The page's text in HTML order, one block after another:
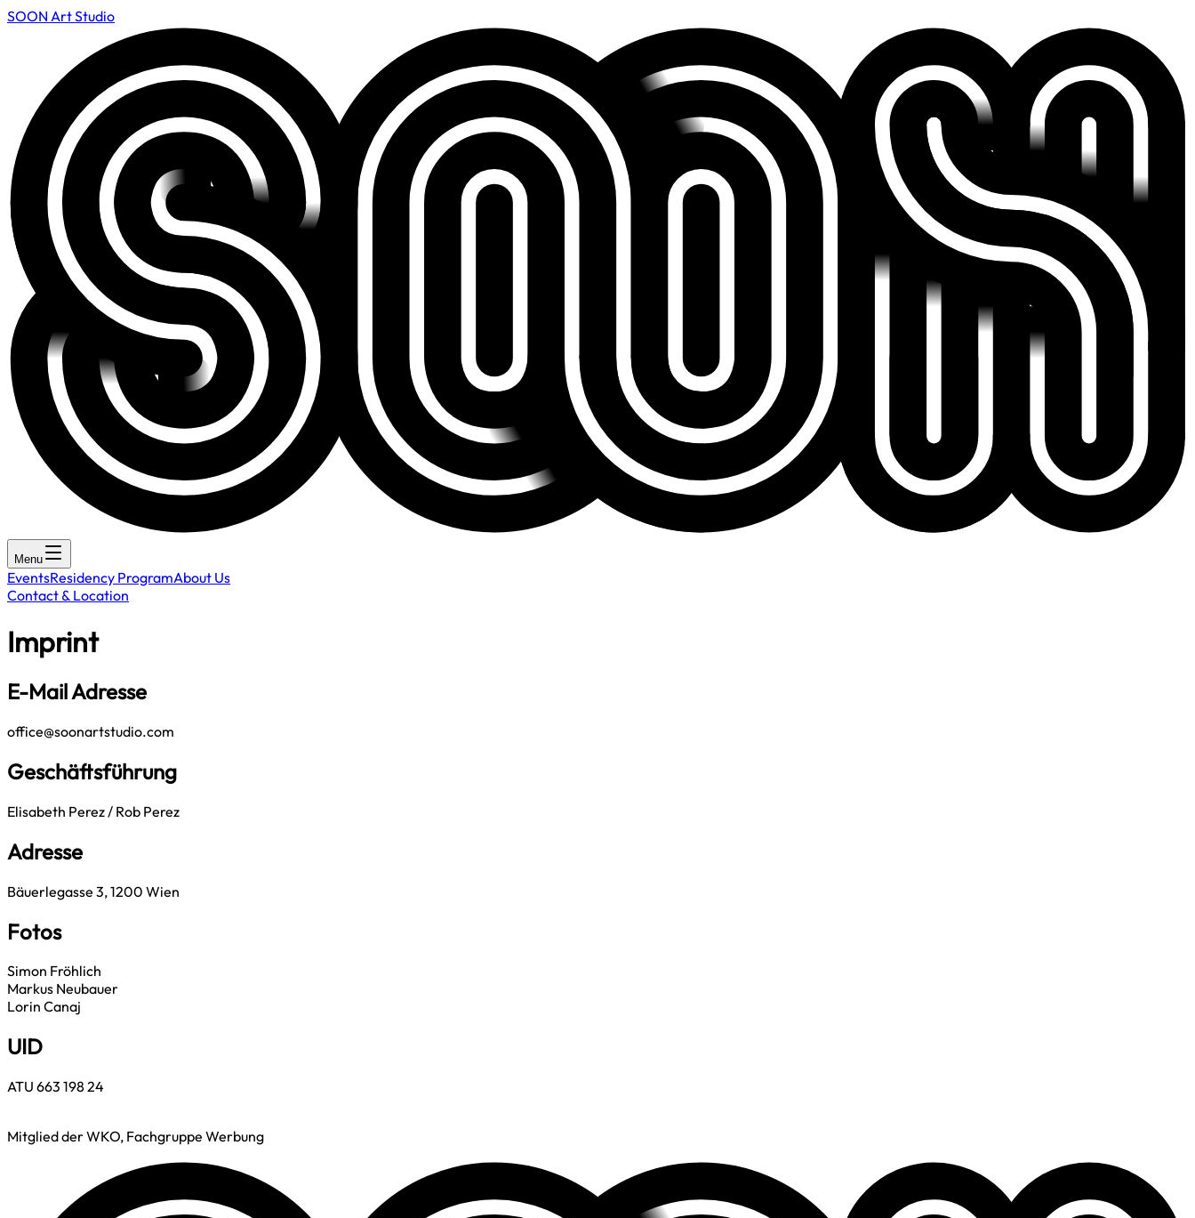
SOON Art Studio
Menu
EventsResidency ProgramAbout Us
Contact & Location
Imprint
E-Mail Adresse
office@soonartstudio.com
Geschäftsführung
Elisabeth Perez / Rob Perez
Adresse
Bäuerlegasse 3, 1200 Wien
Fotos
Simon Fröhlich
Markus Neubauer
Lorin Canaj
UID
ATU 663 198 24
Mitglied der WKO, Fachgruppe Werbung